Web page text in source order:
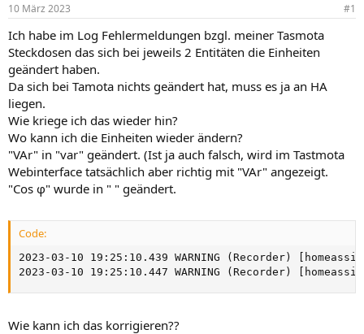
e
r
t
a
m
10 März 2023 #1
Ich habe im Log Fehlermeldungen bzgl. meiner Tasmota
Steckdosen das sich bei jeweils 2 Entitäten die Einheiten
geändert haben.
Da sich bei Tamota nichts geändert hat, muss es ja an HA
liegen.
Wie kriege ich das wieder hin?
Wo kann ich die Einheiten wieder ändern?
"VAr" in "var" geändert. (Ist ja auch falsch, wird im Tastmota
Webinterface tatsächlich aber richtig mit "VAr" angezeigt.
"Cos φ" wurde in " " geändert.
Code:
2023-03-10 19:25:10.439 WARNING (Recorder)
2023-03-10 19:25:10.447 WARNING (Recorder)
Wie kann ich das korrigieren??